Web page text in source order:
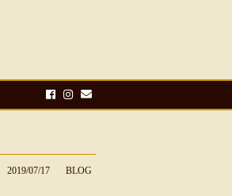
2019/07/17 BLOG